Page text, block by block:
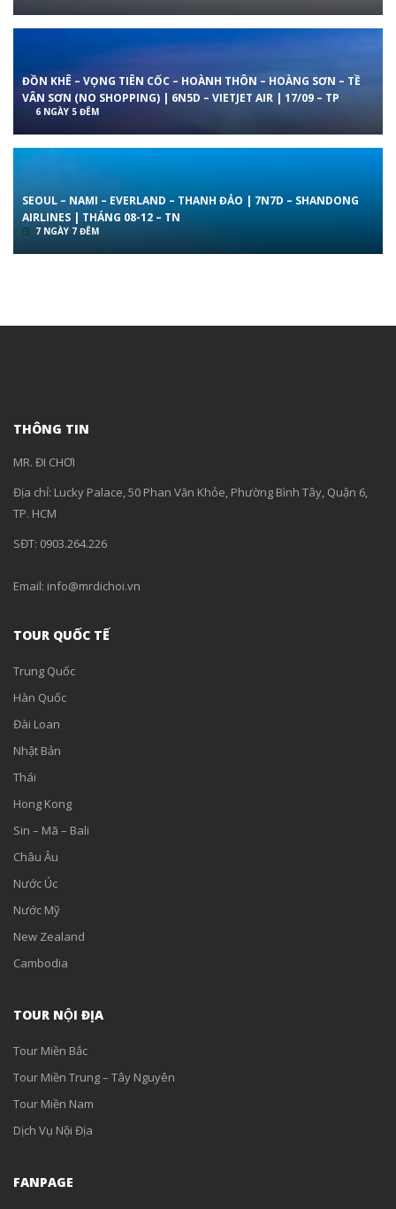
ĐỒN KHÊ – VỌNG TIÊN CỐC – HOÀNH THÔN – HOÀNG SƠN – TỀ
VÂN SƠN (NO SHOPPING) | 6N5D – VIETJET AIR | 17/09 – TP
6 NGÀY 5 ĐÊM
SEOUL – NAMI – EVERLAND – THANH ĐẢO | 7N7D – SHANDONG
AIRLINES | THÁNG 08-12 – TN
7 NGÀY 7 ĐÊM
THÔNG TIN
MR. ĐI CHƠI
Địa chỉ: Lucky Palace, 50 Phan Văn Khỏe, Phường Bình Tây, Quận 6,
TP. HCM
SĐT: 0903.264.226
Email: info@mrdichoi.vn
TOUR QUỐC TẾ
Trung Quốc
Hàn Quốc
Đài Loan
Nhật Bản
Thái
Hong Kong
Sin – Mã – Bali
Châu Âu
Nước Úc
Nước Mỹ
New Zealand
Cambodia
TOUR NỘI ĐỊA
Tour Miền Bắc
Tour Miền Trung – Tây Nguyên
Tour Miền Nam
Dịch Vụ Nội Địa
FANPAGE